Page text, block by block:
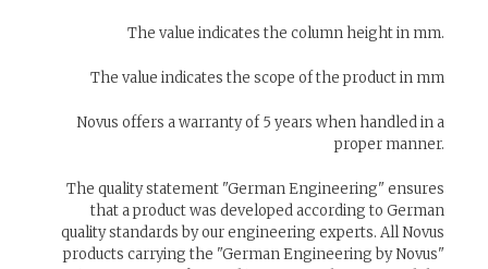
The value indicates the column height in mm.
The value indicates the scope of the product in mm
Novus offers a warranty of 5 years when handled in a
proper manner.
The quality statement "German Engineering" ensures
that a product was developed according to German
quality standards by our engineering experts. All Novus
products carrying the "German Engineering by Novus"